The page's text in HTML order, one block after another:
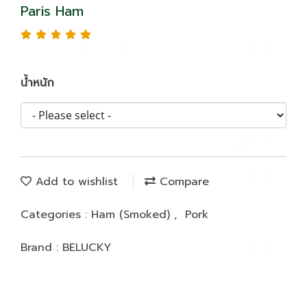
Paris Ham
น้ำหนัก
Add to wishlist
Compare
Categories : Ham (Smoked) , Pork
Brand : BELUCKY